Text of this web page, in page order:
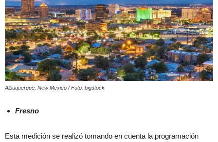
Albuquerque, New Mexico / Foto: bigstock
Fresno
Esta medición se realizó tomando en cuenta la programación